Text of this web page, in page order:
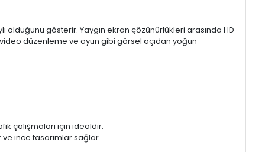
olduğunu gösterir. Yaygın ekran çözünürlükleri arasında HD
video düzenleme ve oyun gibi görsel açıdan yoğun
çalışmaları için idealdir.
ince tasarımlar sağlar.